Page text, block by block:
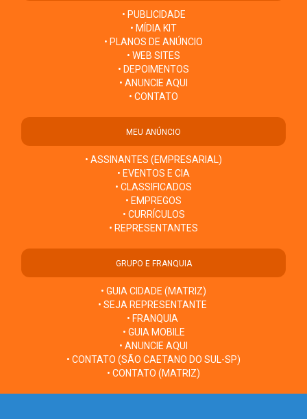
• PUBLICIDADE
• MÍDIA KIT
• PLANOS DE ANÚNCIO
• WEB SITES
• DEPOIMENTOS
• ANUNCIE AQUI
• CONTATO
MEU ANÚNCIO
• ASSINANTES (EMPRESARIAL)
• EVENTOS E CIA
• CLASSIFICADOS
• EMPREGOS
• CURRÍCULOS
• REPRESENTANTES
GRUPO E FRANQUIA
• GUIA CIDADE (MATRIZ)
• SEJA REPRESENTANTE
• FRANQUIA
• GUIA MOBILE
• ANUNCIE AQUI
• CONTATO (SÃO CAETANO DO SUL-SP)
• CONTATO (MATRIZ)